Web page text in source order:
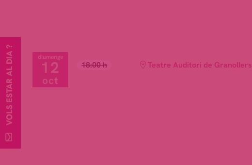
VOLS ESTAR AL DIA ? diumenge
12
oct
18:00 h Teatre Auditori de Granollers